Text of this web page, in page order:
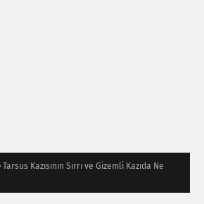
Tarsus Kazısının Sırrı ve Gizemli Kazıda Ne